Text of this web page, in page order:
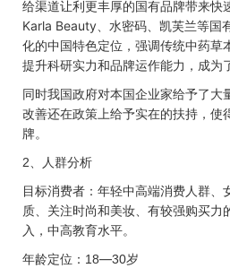
给渠道让利更丰厚的国有品牌带来快
Karla Beauty 、水密码、凯芙兰等
化的中国特色定位，强调传统中药草
提升科研实力和品牌运作能力，成为
同时我国政府对本国企业家给予了大
改善还在政策上给予实在的扶持，使
牌。
2 、人群分析
目标消费者：年轻中高端消费人群、
质、关注时尚和美妆、有较强购买力
入，中高教育水平。
年龄定位： 18—30岁